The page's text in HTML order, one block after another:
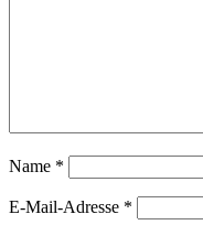
Name *
E-Mail-Adresse *